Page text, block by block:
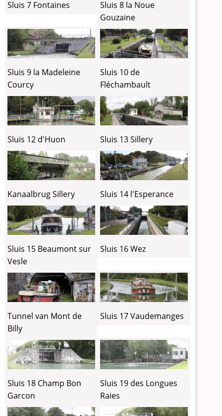
Sluis 7 Fontaines
Sluis 8 la Noue
Gouzaine
Sluis 9 la Madeleine
Courcy
Sluis 10 de
Fléchambault
Sluis 12 d'Huon Sluis 13 Sillery
Kanaalbrug Sillery Sluis 14 l'Esperance
Sluis 15 Beaumont sur
Vesle
Sluis 16 Wez
Tunnel van Mont de
Billy
Sluis 17 Vaudemanges
Sluis 18 Champ Bon
Garcon
Sluis 19 des Longues
Raies